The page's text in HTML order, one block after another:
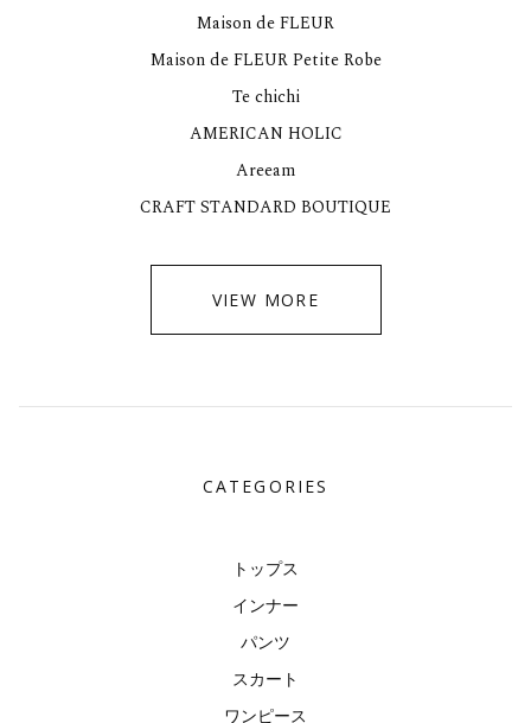
Maison de FLEUR
Maison de FLEUR Petite Robe
Te chichi
AMERICAN HOLIC
Areeam
CRAFT STANDARD BOUTIQUE
VIEW MORE
CATEGORIES
トップス
インナー
パンツ
スカート
ワンピース